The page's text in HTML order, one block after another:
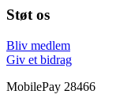
Støt os
Bliv medlem
Giv et bidrag
MobilePay 28466